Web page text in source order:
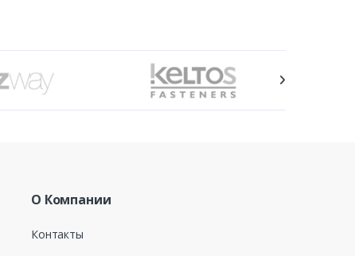
О Компании
Контакты